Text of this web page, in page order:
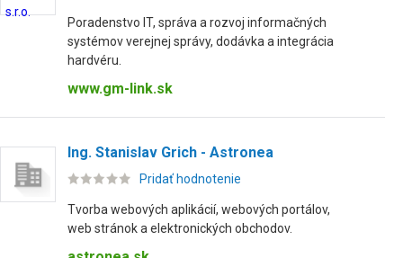
Poradenstvo IT, správa a rozvoj informačných
systémov verejnej správy, dodávka a integrácia
hardvéru.
www.gm-link.sk
Ing. Stanislav Grich - Astronea
Pridať hodnotenie
Tvorba webových aplikácií, webových portálov,
web stránok a elektronických obchodov.